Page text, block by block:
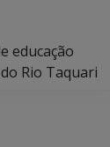
educação
Rio Taquari